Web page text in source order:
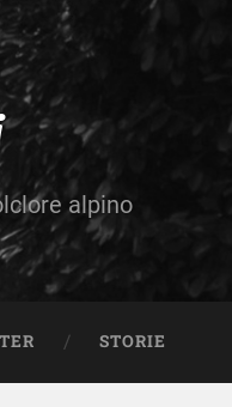
alpino
STORIE